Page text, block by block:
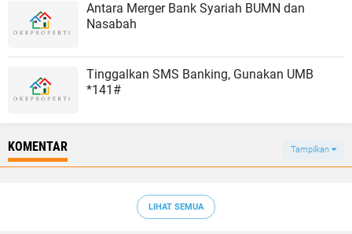
Antara Merger Bank Syariah BUMN dan
Nasabah
Tinggalkan SMS Banking, Gunakan UMB
*141#
KOMENTAR Tampilkan
LIHAT SEMUA